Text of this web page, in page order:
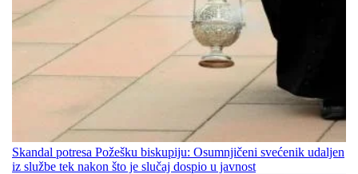
Skandal potresa Požešku biskupiju: Osumnjičeni svećenik udaljen
iz službe tek nakon što je slučaj dospio u javnost